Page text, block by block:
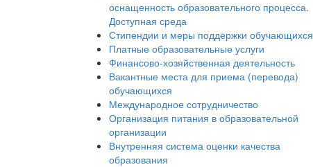
оснащенность образовательного процесса.
Доступная среда
Стипендии и меры поддержки обучающихся
Платные образовательные услуги
Финансово-хозяйственная деятельность
Вакантные места для приема (перевода)
обучающихся
Международное сотрудничество
Организация питания в образовательной
организации
Внутренняя система оценки качества
образования